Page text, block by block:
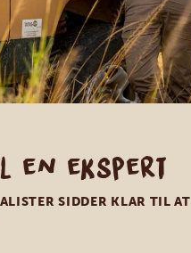
en ekspert
SIDDER KLAR TIL AT